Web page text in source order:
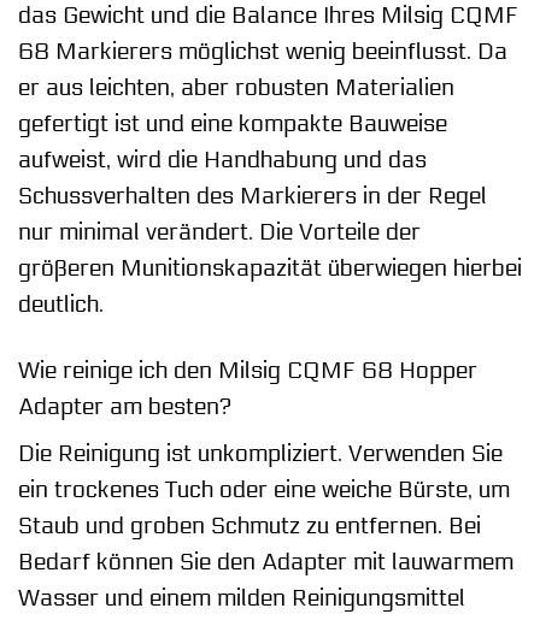
das Gewicht und die Balance Ihres Milsig CQMF
68 Markierers möglichst wenig beeinflusst. Da
er aus leichten, aber robusten Materialien
gefertigt ist und eine kompakte Bauweise
aufweist, wird die Handhabung und das
Schussverhalten des Markierers in der Regel
nur minimal verändert. Die Vorteile der
größeren Munitionskapazität überwiegen hierbei
deutlich.
Wie reinige ich den Milsig CQMF 68 Hopper
Adapter am besten?
Die Reinigung ist unkompliziert. Verwenden Sie
ein trockenes Tuch oder eine weiche Bürste, um
Staub und groben Schmutz zu entfernen. Bei
Bedarf können Sie den Adapter mit lauwarmem
Wasser und einem milden Reinigungsmittel